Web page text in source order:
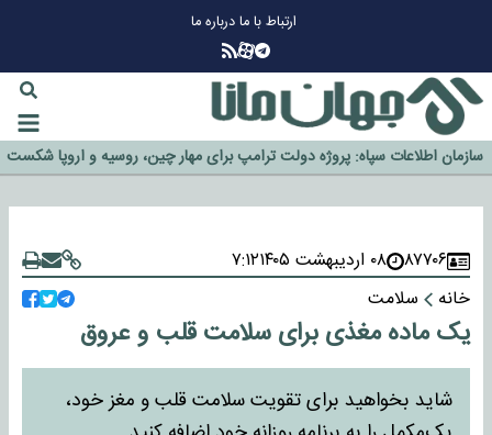
ارتباط با مادرباره ما
گزینه جدایی اوسمار روی میز مدیران پرسپولیس
آیا رئیس جمهور آمریکا قانون را دور می‌زند؟
اخراج رسمی چهره نامدار از پرسپولیس
سازمان اطلاعات سپاه: پروژه دولت ترامپ برای مهار چین، روسیه و اروپا شکست
خورد
۸۷۷۰۶ ۰۸ اردیبهشت ۱۴۰۵
۷:۱۲
خانه
سلامت
یک ماده مغذی برای سلامت قلب و عروق
شاید بخواهید برای تقویت سلامت قلب و مغز خود،